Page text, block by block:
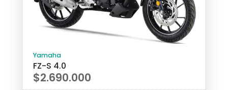
Yamaha
FZ-S 4.0
$2.690.000